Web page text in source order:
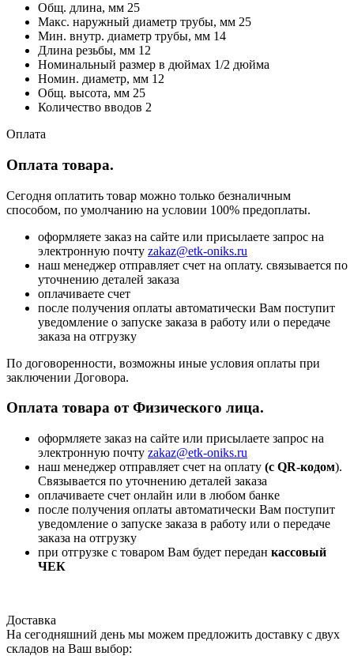
Общ. длина, мм 25
Макс. наружный диаметр трубы, мм 25
Мин. внутр. диаметр трубы, мм 14
Длина резьбы, мм 12
Номинальный размер в дюймах 1/2 дюйма
Номин. диаметр, мм 12
Общ. высота, мм 25
Количество вводов 2
Оплата
Оплата товара.
Сегодня оплатить товар можно только безналичным
способом, по умолчанию на условии 100% предоплаты.
оформляете заказ на сайте или присылаете запрос на
электронную почту zakaz@etk-oniks.ru
наш менеджер отправляет счет на оплату. связывается по
уточнению деталей заказа
оплачиваете счет
после получения оплаты автоматически Вам поступит
уведомление о запуске заказа в работу или о передаче
заказа на отгрузку
По договоренности, возможны иные условия оплаты при
заключении Договора.
Оплата товара от Физического лица.
оформляете заказ на сайте или присылаете запрос на
электронную почту zakaz@etk-oniks.ru
наш менеджер отправляет счет на оплату (с QR-кодом).
Связывается по уточнению деталей заказа
оплачиваете счет онлайн или в любом банке
после получения оплаты автоматически Вам поступит
уведомление о запуске заказа в работу или о передаче
заказа на отгрузку
при отгрузке с товаром Вам будет передан кассовый
ЧЕК
Доставка
На сегодняшний день мы можем предложить доставку с двух
складов на Ваш выбор: